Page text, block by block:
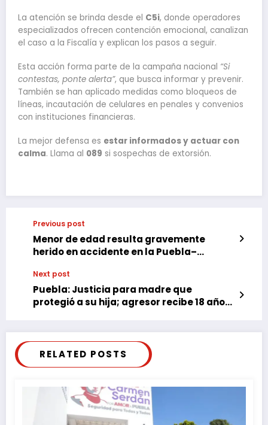
La atención se brinda desde el C5i, donde operadores
especializados ofrecen contención emocional, canalizan
el caso a la Fiscalía y explican los pasos a seguir.
Esta acción forma parte de la campaña nacional “Si
contestas, ponte alerta”, que busca informar y prevenir.
También se han aplicado medidas como bloqueos de
líneas, incautación de celulares en penales y convenios
con instituciones financieras.
La mejor defensa es estar informados y actuar con
calma. Llama al 089 si sospechas de extorsión.
Previous post
Menor de edad resulta gravemente
herido en accidente en la Puebla–
Next post
Puebla: Justicia para madre que
protegió a su hija; agresor recibe 18 años
RELATED POSTS